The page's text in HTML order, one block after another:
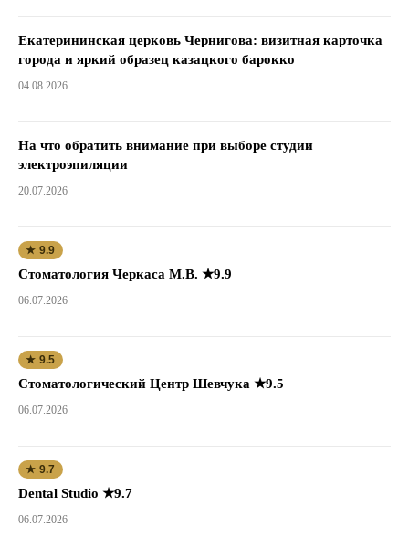
Екатерининская церковь Чернигова: визитная карточка
города и яркий образец казацкого барокко
04.08.2026
На что обратить внимание при выборе студии
электроэпиляции
20.07.2026
★ 9.9
Стоматология Черкаса М.В. ★9.9
06.07.2026
★ 9.5
Стоматологический Центр Шевчука ★9.5
06.07.2026
★ 9.7
Dental Studio ★9.7
06.07.2026